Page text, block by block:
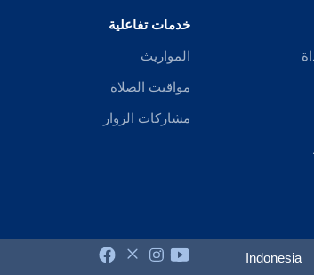
خدمات تفاعلية
المواريث
مواقيت الصلاة
مشاركات الزوار
Indonesia